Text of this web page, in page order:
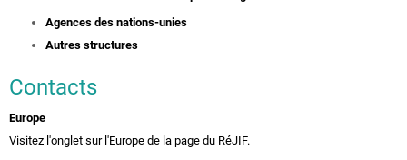
Agences des nations-unies
Autres structures
Contacts
Europe
Visitez l'onglet sur l'Europe de la page du RéJIF.